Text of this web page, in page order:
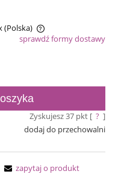
(Polska)
płatności
sprawdź formy dostawy
Zyskujesz37pkt [ ? ]
dodaj do przechowalni
zapytaj o produkt